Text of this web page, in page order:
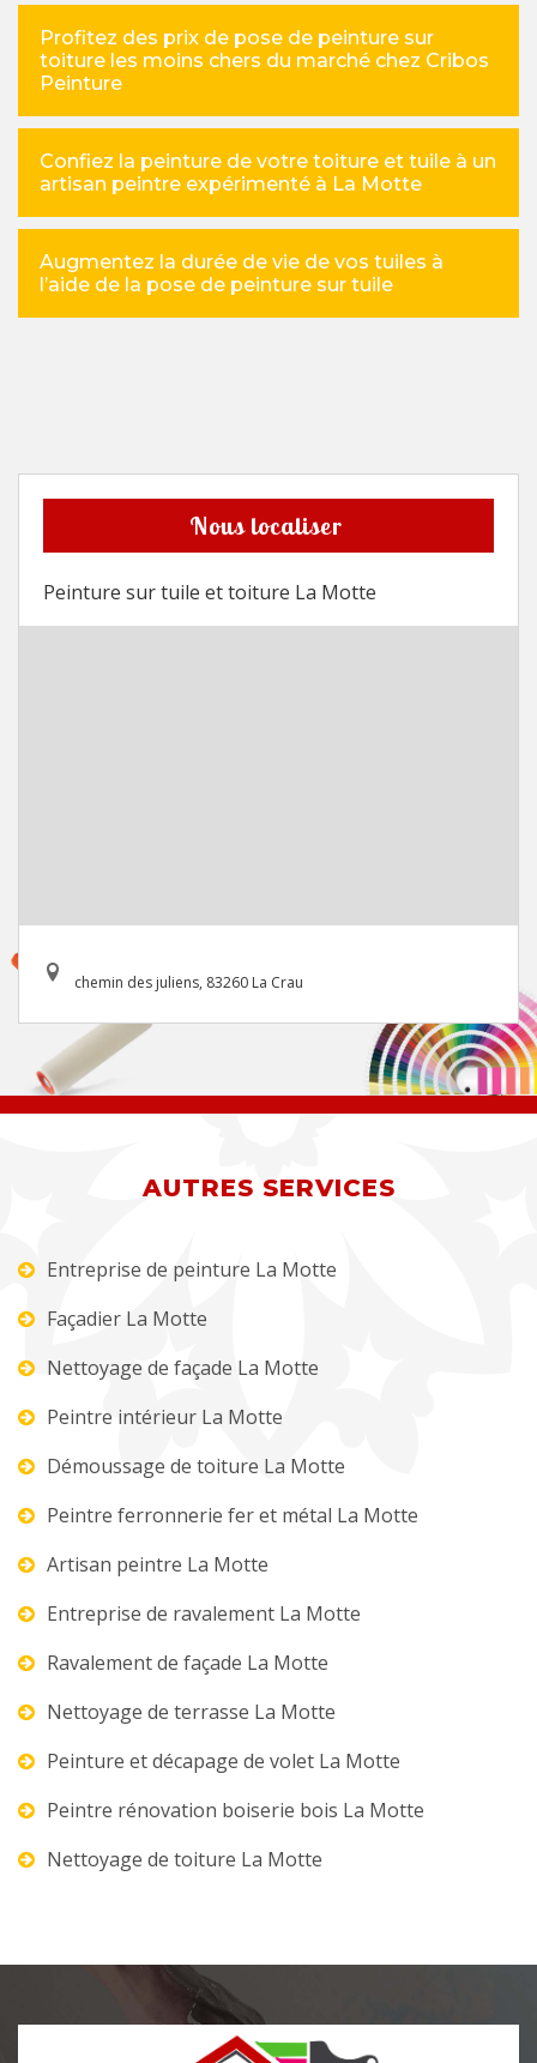
Profitez des prix de pose de peinture sur
toiture les moins chers du marché chez Cribos
Peinture
Confiez la peinture de votre toiture et tuile à un
artisan peintre expérimenté à La Motte
Augmentez la durée de vie de vos tuiles à
l’aide de la pose de peinture sur tuile
Nous localiser
Peinture sur tuile et toiture La Motte
chemin des juliens, 83260 La Crau
AUTRES SERVICES
Entreprise de peinture La Motte
Façadier La Motte
Nettoyage de façade La Motte
Peintre intérieur La Motte
Démoussage de toiture La Motte
Peintre ferronnerie fer et métal La Motte
Artisan peintre La Motte
Entreprise de ravalement La Motte
Ravalement de façade La Motte
Nettoyage de terrasse La Motte
Peinture et décapage de volet La Motte
Peintre rénovation boiserie bois La Motte
Nettoyage de toiture La Motte